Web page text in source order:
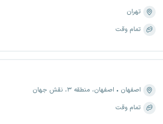
تهران
تمام وقت
اصفهان
اصفهان، منطقه ۳، نقش جهان
تمام وقت